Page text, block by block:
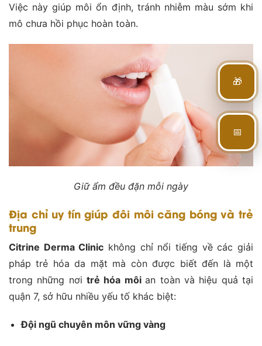
Việc này giúp môi ổn định, tránh nhiễm màu sớm khi
mô chưa hồi phục hoàn toàn.
Giữ ẩm đều đặn mỗi ngày
Địa chỉ uy tín giúp đôi môi căng bóng và trẻ
trung
Citrine Derma Clinic không chỉ nổi tiếng về các giải
pháp trẻ hóa da mặt mà còn được biết đến là một
trong những nơitrẻ hóa môian toàn và hiệu quả tại
quận 7, sở hữu nhiều yếu tố khác biệt:
Đội ngũ chuyên môn vững vàng
🎁
📅